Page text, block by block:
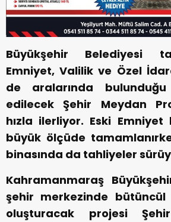
Büyükşehir Belediyesi
Emniyet, Valilik ve Özel
de aralarında
edilecek Şehir Meydan
hızla ilerliyor. Eski Emniyet
büyük ölçüde
binasında da tahliyeler
Kahramanmaraş
şehir merkezinde
oluşturacak projesi Şehir